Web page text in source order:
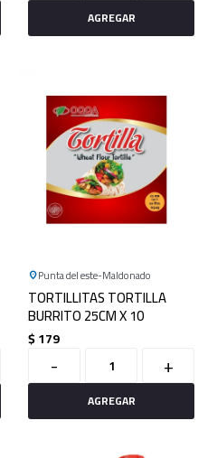
Punta del este Maldonado
TORTILLITAS TORTILLA
BURRITO 25CM X 10
$179
- +